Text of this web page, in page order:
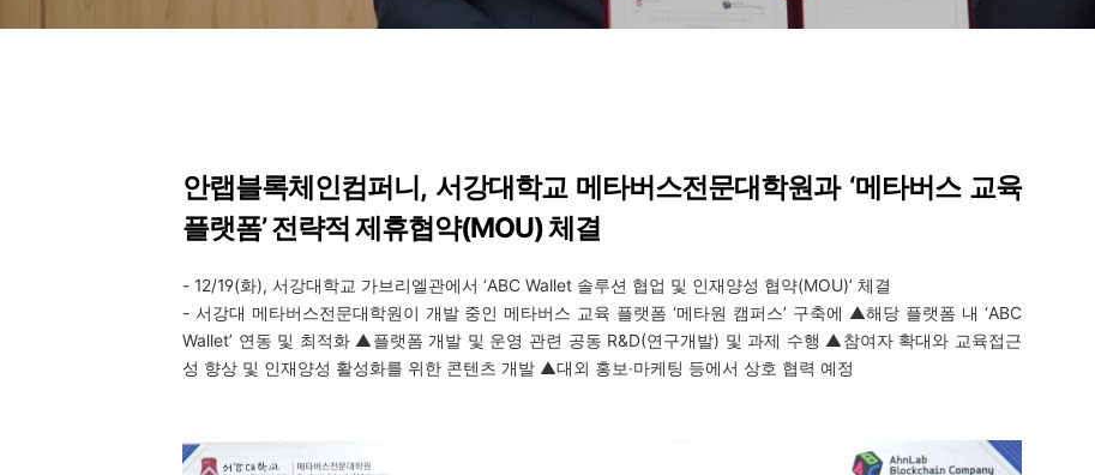
안랩블록체인컴퍼니 , 서강대학교 메타버스전문대학원과 ‘메타버스 교육
플랫폼’ 전략적 제휴협약(MOU)체결
- 12/19(화), 서강대학교 가브리엘관에서 ‘ABC Wallet 솔루션 협업 및 인재양성 협약(MOU)’ 체결
- 서강대 메타버스전문대학원이 개발 중인 메타버스 교육 플랫폼 ‘메타원 캠퍼스’ 구축에 ▲해당 플랫폼 내 ‘ABC
Wallet’ 연동 및 최적화 ▲플랫폼 개발 및 운영 관련 공동 R&D(연구개발) 및 과제 수행 ▲참여자 확대와 교육접근
성 향상 및 인재양성 활성화를 위한 콘텐츠 개발 ▲대외 홍보∙마케팅 등에서 상호 협력 예정